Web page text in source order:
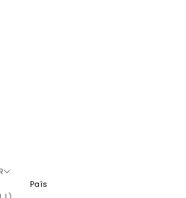
País